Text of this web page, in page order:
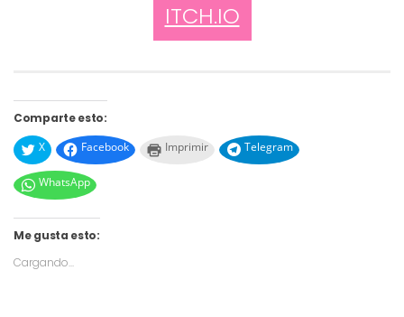
ITCH.IO
Comparte esto:
X
Facebook Imprimir Telegram
WhatsApp
Me gusta esto:
Cargando...